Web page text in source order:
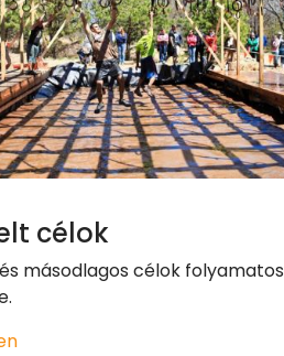
célok
másodlagos célok folyamatos